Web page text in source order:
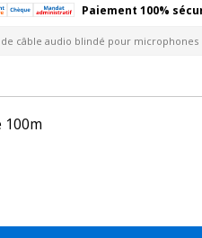
Paiement 100%
de câble audio blindé pour microphones